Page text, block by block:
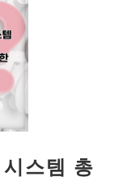
스템 총